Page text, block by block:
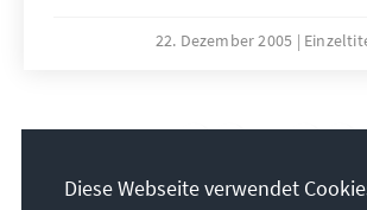
22. Dezember 2005
Diese Webseite verwendet